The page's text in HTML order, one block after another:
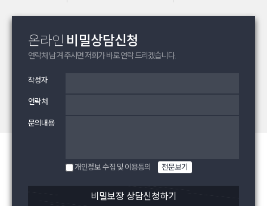
온라인 비밀상담신청
연락처 남겨 주시면저희가 바로 연락 드리겠습니다.
작성자
연락처
문의내용
개인정보 수집 및 이용동의 전문보기
비밀보장 상담신청하기